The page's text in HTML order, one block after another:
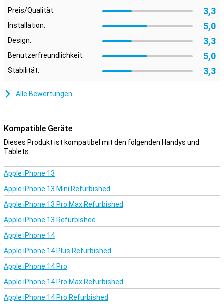
Preis/Qualität: 3,3
Installation: 5,0
Design: 3,3
Benutzerfreundlichkeit: 5,0
Stabilität: 3,3
Alle Bewertungen
Kompatible Geräte
Dieses Produkt ist kompatibel mit den folgenden Handys und
Tablets
Apple iPhone 13
Apple iPhone 13 Mini Refurbished
Apple iPhone 13 Pro Max Refurbished
Apple iPhone 13 Refurbished
Apple iPhone 14
Apple iPhone 14 Plus Refurbished
Apple iPhone 14 Pro
Apple iPhone 14 Pro Max Refurbished
Apple iPhone 14 Pro Refurbished